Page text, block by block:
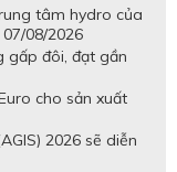
tâm hydro của
08/2026
gấp đôi, đạt gần
cho sản xuất
2026 sẽ diễn